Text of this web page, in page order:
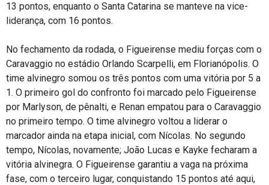
13 pontos, enquanto o Santa Catarina se manteve na vice-
liderança, com 16 pontos.
No fechamento da rodada, o Figueirense mediu forças com o
Caravaggio no estádio Orlando Scarpelli, em Florianópolis. O
time alvinegro somou os três pontos com uma vitória por 5 a
1. O primeiro gol do confronto foi marcado pelo Figueirense
por Marlyson, de pênalti, e Renan empatou para o Caravaggio
no primeiro tempo. O time alvinegro voltou a liderar o
marcador ainda na etapa inicial, com Nícolas. No segundo
tempo, Nícolas, novamente; João Lucas e Kayke fecharam a
vitória alvinegra. O Figueirense garantiu a vaga na próxima
fase, com o terceiro lugar, conquistando 15 pontos até aqui,